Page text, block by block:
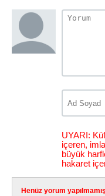
UYARI:
içeren,
büyük
hakaret
Henüz yorum